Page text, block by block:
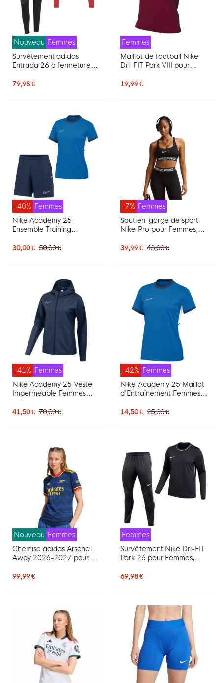
Nouveau Femmes
Survêtement adidas
Entrada 26 à fermeture
Femmes, rouge et noir
79,98 €
Femmes
Maillot de football Nike
Dri-FIT Park VIII pour
blanc
19,99 €
-40% Femmes
Nike Academy 25
Ensemble Training
Blanc
30,00 € 50,00 €
-7% Femmes
Soutien-gorge de sport
Nike Pro pour Femmes,
39,99 € 43,00 €
-41% Femmes
Nike Academy 25 Veste
Imperméable Femmes
41,50 € 70,00 €
-42% Femmes
Nike Academy 25 Maillot
d'Entraînement Femmes
14,50 € 25,00 €
Nouveau Femmes
Chemise adidas Arsenal
Away 2026-2027 pour
99,99 €
Femmes
Survêtement Nike Dri-FIT
Park 26 pour Femmes,
69,98 €